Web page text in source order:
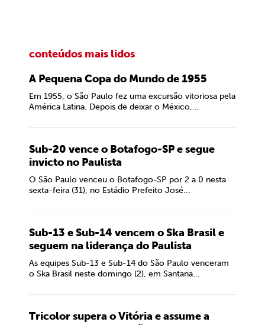
conteúdos mais lidos
A Pequena Copa do Mundo de 1955
Em 1955, o São Paulo fez uma excursão vitoriosa pela
América Latina. Depois de deixar o México,...
Sub-20 vence o Botafogo-SP e segue
invicto no Paulista
O São Paulo venceu o Botafogo-SP por 2 a 0 nesta
sexta-feira (31), no Estádio Prefeito José...
Sub-13 e Sub-14 vencem o Ska Brasil e
seguem na liderança do Paulista
As equipes Sub-13 e Sub-14 do São Paulo venceram
o Ska Brasil neste domingo (2), em Santana...
Tricolor supera o Vitória e assume a